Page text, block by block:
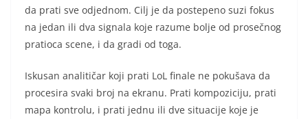
da prati sve odjednom. Cilj je da postepeno suzi fokus
na jedan ili dva signala koje razume bolje od prosečnog
pratioca scene, i da gradi od toga.
Iskusan analitičar koji prati LoL finale ne pokušava da
procesira svaki broj na ekranu. Prati kompoziciju, prati
mapa kontrolu, i prati jednu ili dve situacije koje je